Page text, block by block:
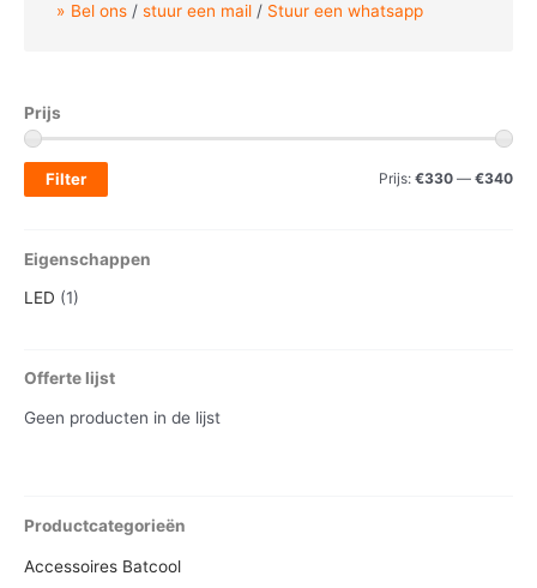
Bel ons /stuur een mail / Stuur een whatsapp
Prijs
MM
Filter Prijs: €330 — €340
Eigenschappen
LED (1)
Offerte lijst
Geen producten in de lijst
Productcategorieën
Accessoires Batcool